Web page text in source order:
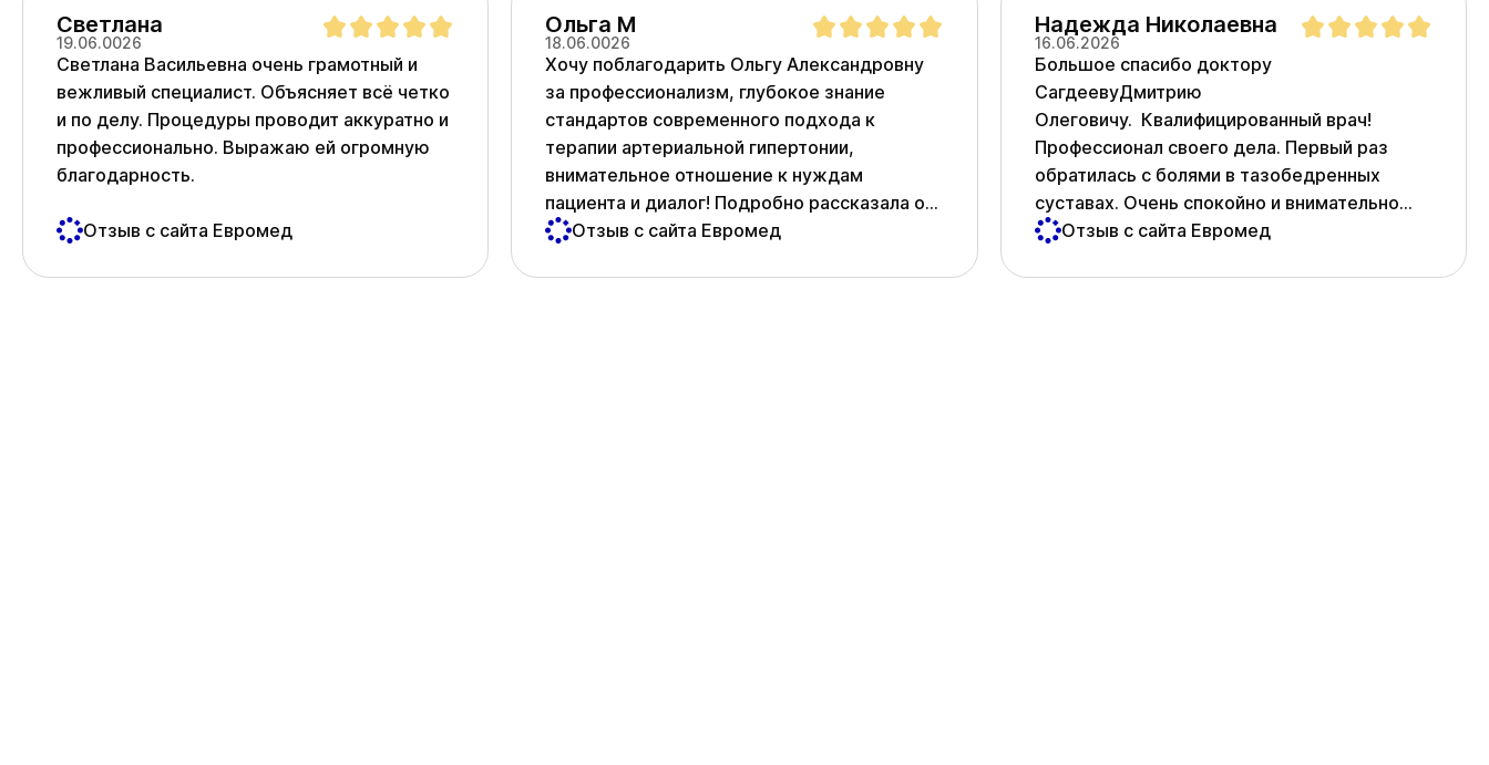
Светлана
19.06.0026
Светлана Васильевна очень грамотный и
вежливый специалист. Объясняет всё четко
и по делу. Процедуры проводит аккуратно и
профессионально. Выражаю ей огромную
благодарность.
Отзыв с сайта Евромед
Ольга М
18.06.0026
Хочу поблагодарить Ольгу Александровну
за профессионализм, глубокое знание
стандартов современного подхода к
терапии артериальной гипертонии,
внимательное отношение к нуждам
пациента и диалог! Подробно рассказала о
рисках и последствиях, а также вариантах
Отзыв с сайта Евромед
Надежда Николаевна
16.06.2026
Большое спасибо доктору
СагдеевуДмитрию
Олеговичу. Квалифицированный врач!
Профессионал своего дела. Первый раз
обратилась с болями в тазобедренных
суставах. Очень спокойно и внимательно
выслушал, назначил манипуляции , которые
Отзыв с сайта Евромед